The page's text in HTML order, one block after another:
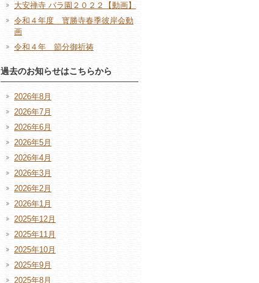
大安禅寺 バラ園２０２２【動画】
令和４年度 寳勝寺春季彼岸会動
画
令和４年 節分御祈祷
過去のお知らせはこちらから
2026年8月
2026年7月
2026年6月
2026年5月
2026年4月
2026年3月
2026年2月
2026年1月
2025年12月
2025年11月
2025年10月
2025年9月
2025年8月